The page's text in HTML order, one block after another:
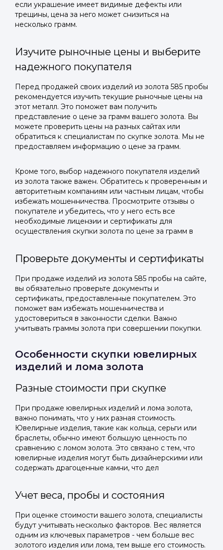
если украшение имеет видимые дефекты или
трещины, цена за него может снизиться на
несколько грамм.
Изучите рыночные цены и выберите
надежного покупателя
Перед продажей своих изделий из золота 585 пробы
рекомендуется изучить текущие рыночные цены на
этот металл. Это поможет вам получить
представление о цене за грамм вашего золота. Вы
можете проверить цены на разных сайтах или
обратиться к специалистам по скупке золота. Мы не
предоставляем информацию о цене за грамм.
Кроме того, выбор надежного покупателя изделий
из золота также важен. Обратитесь к проверенным и
авторитетным компаниям или частным лицам, чтобы
избежать мошенничества. Просмотрите отзывы о
покупателе и убедитесь, что у него есть все
необходимые лицензии и сертификаты для
осуществления скупки золота по цене за грамм в
Проверьте документы и сертификаты
При продаже изделий из золота 585 пробы на сайте,
вы обязательно проверьте документы и
сертификаты, предоставленные покупателем. Это
поможет вам избежать мошенничества и
удостовериться в законности сделки. Важно
учитывать граммы золота при совершении покупки.
Особенности скупки ювелирных
изделий и лома золота
Разные стоимости при скупке
При продаже ювелирных изделий и лома золота,
важно понимать, что у них разная стоимость.
Ювелирные изделия, такие как кольца, серьги или
браслеты, обычно имеют большую ценность по
сравнению с ломом золота. Это связано с тем, что
ювелирные изделия могут быть дизайнерскими или
содержать драгоценные камни, что дел
Учет веса, пробы и состояния
При оценке стоимости вашего золота, специалисты
будут учитывать несколько факторов. Вес является
одним из ключевых параметров - чем больше вес
золотого изделия или лома, тем выше его стоимость.